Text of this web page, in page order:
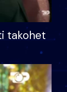
takohet
letër